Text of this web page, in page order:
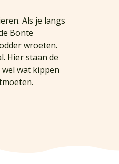
Als je langs
Bonte
wroeten.
Hier staan de
wat kippen